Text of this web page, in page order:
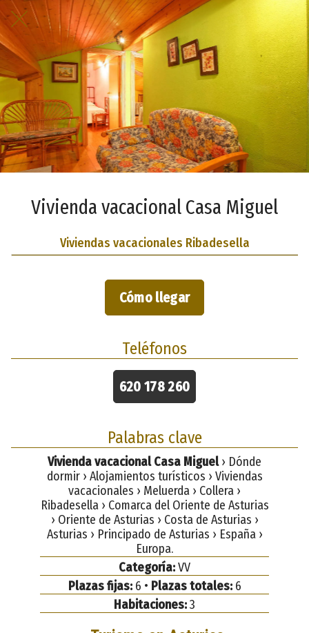
Vivienda vacacional Casa Miguel
Viviendas vacacionales Ribadesella
Cómo llegar
Teléfonos
620 178 260
Palabras clave
Vivienda vacacional Casa Miguel› Dónde
dormir › Alojamientos turísticos › Viviendas
vacacionales › Meluerda › Collera ›
Ribadesella › Comarca del Oriente de Asturias
› Oriente de Asturias › Costa de Asturias ›
Asturias › Principado de Asturias › España ›
Europa.
Categoría:VV
Plazas fijas:6 • Plazas totales:6
Habitaciones:3